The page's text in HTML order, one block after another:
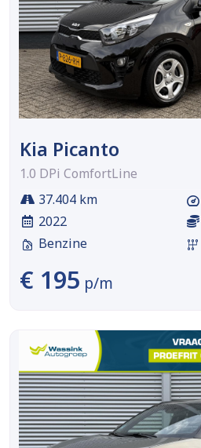
Kia Picanto
1.0 DPi ComfortLine
37.404 km
2022
Benzine
€ 195 p/m